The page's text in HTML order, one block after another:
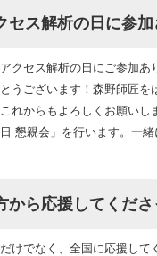
セス解析の日に参
クセス解析の日にご参加
うございます！森野師匠
れからもよろしくお願い
懇親会」を行います。一
から応援してくだ
けでなく、全国に応援して